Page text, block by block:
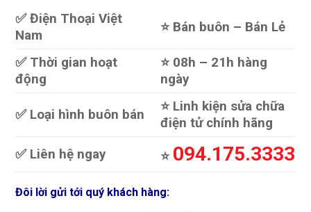
✅ Điện Thoại Việt
Nam
⭐️ Bán buôn – Bán Lẻ
✅ Thời gian hoạt
động
⭐️ 08h – 21h hàng
ngày
✅ Loại hình buôn bán
⭐️ Linh kiện sửa chữa
điện tử chính hãng
✅ Liên hệ ngay
⭐️ 094.175.3333
Đôi lời gửi tới quý khách hàng: